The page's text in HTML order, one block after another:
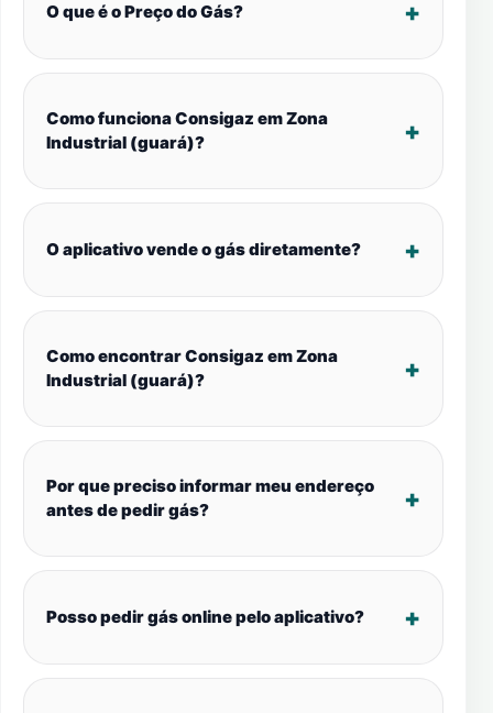
O que é o Preço do Gás?
Como funciona Consigaz em Zona
Industrial (guará)?
O aplicativo vende o gás diretamente?
Como encontrar Consigaz em Zona
Industrial (guará)?
Por que preciso informar meu endereço
antes de pedir gás?
Posso pedir gás online pelo aplicativo?